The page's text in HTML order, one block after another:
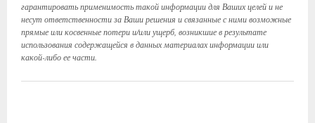
гарантировать применимость такой информации для Ваших целей и не
несут ответственности за Ваши решения и связанные с ними возможные
прямые или косвенные потери и/или ущерб, возникшие в результате
использования содержащейся в данных материалах информации или
какой-либо ее части.